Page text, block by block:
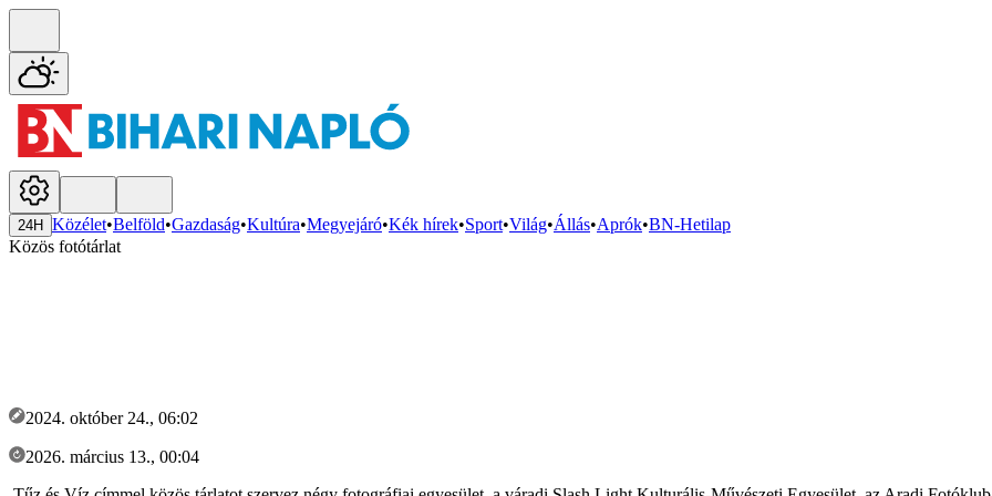
24H Közélet•Belföld•Gazdaság•Kultúra•Megyejáró•Kék hírek•Sport•Világ•Állás•Aprók•BN-Hetilap
Közös fotótárlat
2024. október 24., 06:02
2026. március 13., 00:04